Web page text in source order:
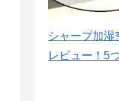
シャープ加湿
レビュー！5